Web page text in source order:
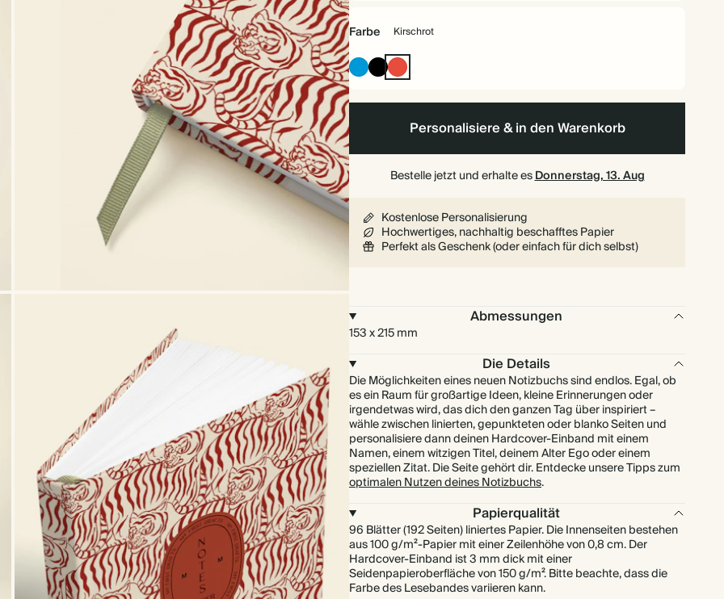
Farbe Kirschrot
Leuchtendes
Blau
Tintenschwarz
Kirschrot
Personalisiere & in den Warenkorb
Bestelle jetzt und erhalte esDonnerstag, 13. Aug
Kostenlose Personalisierung
Hochwertiges, nachhaltig beschafftes Papier
Perfekt als Geschenk (oder einfach für dich selbst)
Abmessungen
153 x 215 mm
Die Details
Die Möglichkeiten eines neuen Notizbuchs sind endlos. Egal, ob
es ein Raum für großartige Ideen, kleine Erinnerungen oder
irgendetwas wird, das dich den ganzen Tag über inspiriert –
wähle zwischen linierten, gepunkteten oder blanko Seiten und
personalisiere dann deinen Hardcover-Einband mit einem
Namen, einem witzigen Titel, deinem Alter Ego oder einem
speziellen Zitat. Die Seite gehört dir. Entdecke unsere Tipps zum
optimalen Nutzen deines Notizbuchs.
Papierqualität
96 Blätter (192 Seiten) liniertes Papier. Die Innenseiten bestehen
aus 100 g/m²-Papier mit einer Zeilenhöhe von 0,8 cm. Der
Hardcover-Einband ist 3 mm dick mit einer
Seidenpapieroberfläche von 150 g/m². Bitte beachte, dass die
Farbe des Lesebandes variieren kann.